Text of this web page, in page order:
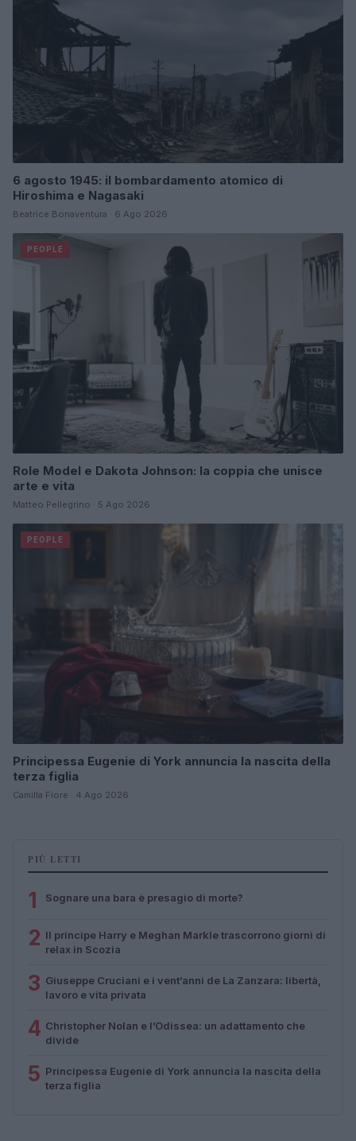
6 agosto 1945: il bombardamento atomico di
Hiroshima e Nagasaki
Beatrice Bonaventura · 6 Ago 2026
PEOPLE
Role Model e Dakota Johnson: la coppia che unisce
arte e vita
Matteo Pellegrino · 5 Ago 2026
PEOPLE
Principessa Eugenie di York annuncia la nascita della
terza figlia
Camilla Fiore · 4 Ago 2026
PIÙ LETTI
1 Sognare una bara è presagio di morte?
2 Il principe Harry e Meghan Markle trascorrono giorni di
relax in Scozia
3 Giuseppe Cruciani e i vent’anni de La Zanzara: libertà,
lavoro e vita privata
4 Christopher Nolan e l’Odissea: un adattamento che
divide
5 Principessa Eugenie di York annuncia la nascita della
terza figlia